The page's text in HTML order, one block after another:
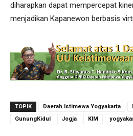
diharapkan dapat mempercepat
menjadikan Kapanewon berbasis
TOPIK Daerah Istimewa Yogyakarta
GunungKidul
Jogja KIM